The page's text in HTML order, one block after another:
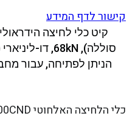
קיט כלי לחיצה
הניתן לפתיחה, עבור מחברי
קישור לדף המידע